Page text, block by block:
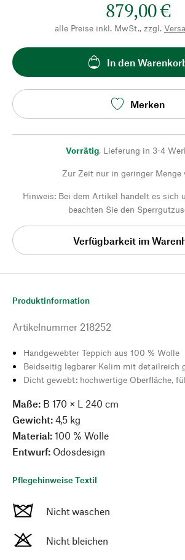
879,00 €
alle Preise inkl. MwSt., zzgl.
In den
Merken
Vorrätig, Lieferung in 3-4
Zur Zeit nur in geringer Menge
Hinweis: Bei dem Artikel handelt es sich
beachten Sie den
Verfügbarkeit im
Produktinformation
Artikelnummer 218252
Handgewebter Teppich aus 100 % Wolle
Beidseitig legbarer Kelim mit detailreich
Dicht gewebt: hochwertige Oberfläche,
Maße: B 170 × L 240 cm
Gewicht: 4,5 kg
Material: 100 % Wolle
Entwurf: Odosdesign
Pflegehinweise Textil
Nicht waschen
Nicht bleichen